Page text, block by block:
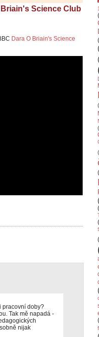
Science Club
Dara O Briain's Science
pracovní doby?
Tak mě napadá -
nijak